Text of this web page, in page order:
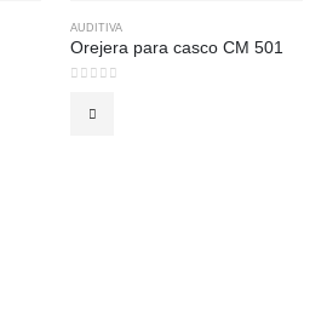
AUDITIVA
Orejera para casco CM 501